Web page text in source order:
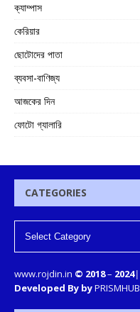
ক্যাম্পাস
কেরিয়ার
ছোটোদের পাতা
ব্যবসা-বাণিজ্য
আজকের দিন
ফোটো গ্যালারি
CATEGORIES
www.rojdin.in © 2018– 2024|
Developed By by